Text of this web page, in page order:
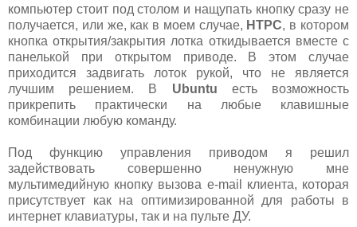
компьютер стоит под столом и нащупать кнопку сразу не
получается, или же, как в моем случае, HTPC, в котором
кнопка открытия/закрытия лотка откидывается вместе с
панелькой при открытом приводе. В этом случае
приходится задвигать лоток рукой, что не является
лучшим решением. В Ubuntu есть возможность
прикрепить практически на любые клавишные
комбинации любую команду.
Под функцию управления приводом я решил
задействовать совершенно ненужную мне
мультимедийную кнопку вызова e-mail клиента, которая
присутствует как на оптимизированной для работы в
интернет клавиатуры, так и на пульте ДУ.